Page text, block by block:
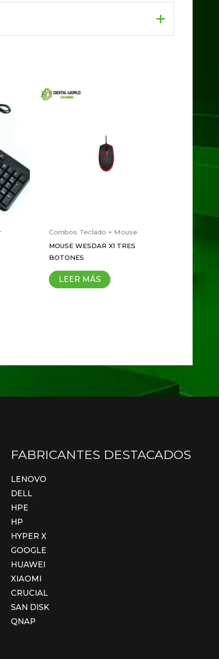
con
Combos Teclado + Mouse
MOUSE WESDAR X1 TRES
BOTONES
LEER MÁS
FABRICANTES DESTACADOS
LENOVO
DELL
HPE
HP
HYPER X
GOOGLE
HUAWEI
XIAOMI
CRUCIAL
SAN DISK
QNAP